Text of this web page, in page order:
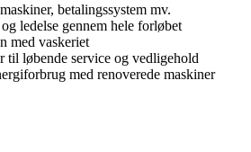
betalingssystem mv.
ledelse gennem hele forløbet
med vaskeriet
til løbende service og vedligehold
med renoverede maskiner